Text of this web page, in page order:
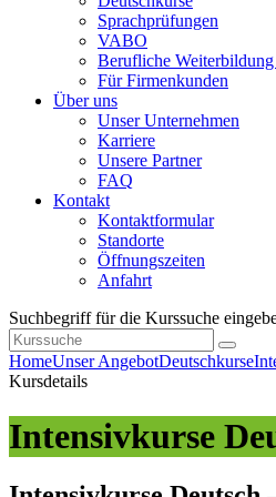
Sprachprüfungen
VABO
Berufliche
Für Firmenkunden
Über uns
Unser Unternehmen
Karriere
Unsere Partner
FAQ
Kontakt
Kontaktformular
Standorte
Öffnungszeiten
Anfahrt
Suchbegriff für die Kurssuche
HomeUnser AngebotDeutschkurse
Kursdetails
Intensivkurse